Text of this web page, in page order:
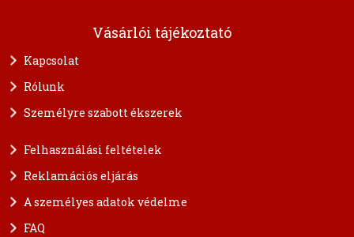
Vásárlói tájékoztató
Kapcsolat
Rólunk
Személyre szabott ékszerek
Felhasználási feltételek
Reklamációs eljárás
A személyes adatok védelme
FAQ